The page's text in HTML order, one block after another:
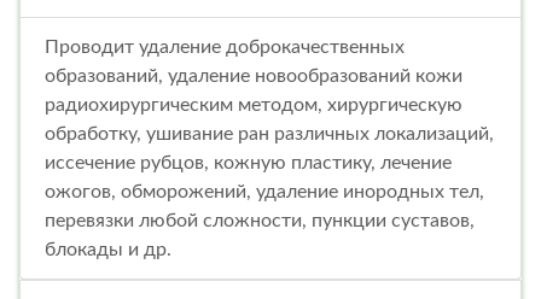
Проводит удаление доброкачественных
образований, удаление новообразований кожи
радиохирургическим методом, хирургическую
обработку, ушивание ран различных локализаций,
иссечение рубцов, кожную пластику, лечение
ожогов, обморожений, удаление инородных тел,
перевязки любой сложности, пункции суставов,
блокады и др.